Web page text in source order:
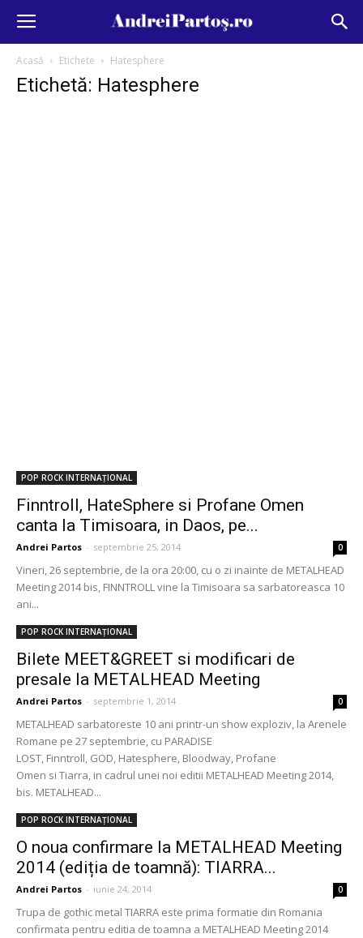
Acasă Etichete Hatesphere
Etichetă: Hatesphere
POP ROCK INTERNAȚIONAL
Finntroll, HateSphere si Profane Omen
canta la Timisoara, in Daos, pe...
Andrei Partos - septembrie 25, 2014 0
Vineri, 26 septembrie, de la ora 20:00, cu o zi inainte de METALHEAD
Meeting 2014 bis, FINNTROLL vine la Timisoara sa sarbatoreasca 10
ani...
POP ROCK INTERNAȚIONAL
Bilete MEET&GREET si modificari de
presale la METALHEAD Meeting
Andrei Partos - septembrie 1, 2014 0
METALHEAD sarbatoreste 10 ani printr-un show exploziv, la Arenele
Romane pe 27 septembrie, cu PARADISE
LOST, Finntroll, GOD, Hatesphere, Bloodway, Profane
Omen si Tiarra, in cadrul unei noi editii METALHEAD Meeting 2014,
bis. METALHEAD...
POP ROCK INTERNAȚIONAL
O noua confirmare la METALHEAD Meeting
2014 (ediția de toamnă): TIARRA...
Andrei Partos - iunie 24, 2014 0
Trupa de gothic metal TIARRA este prima formatie din Romania
confirmata pentru editia de toamna a METALHEAD Meeting 2014